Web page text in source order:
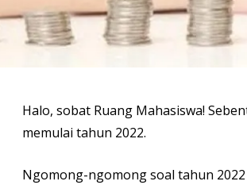
Halo, sobat Ruang Mahasiswa!
memulai tahun 2022.
Ngomong-ngomong soal tahun